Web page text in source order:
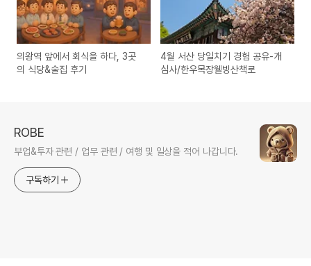
의왕역 앞에서 회식을 하다, 3곳
의 식당&술집 후기
4월 서산 당일치기 경험 공유-개
심사/한우목장웰빙산책로
ROBE
부업&투자 관련 / 업무 관련 / 여행 및 일상을 적어 나갑니다.
구독하기